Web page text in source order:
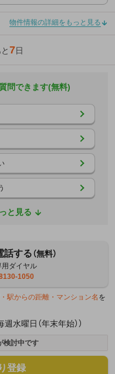
物件情報の詳細をもっと見る
7日
問できます(無料)
と見る
話する（無料）
ダイヤル
1050
駅からの距離・マンション名 を
水曜日（年末年始））
検討中です
登録